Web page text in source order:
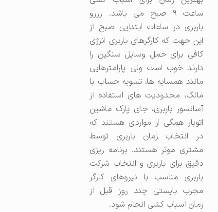
ساعت ۹ صبح می باشد. رزرو
باربری در ساعات ابتدایی صبح از
این جهت که کارگرهای باربری انرژی
کافی برای حمل وسایل سنگین را
دارند خوب است ولی پارامترهایی
مانند همسایه ها، تسویه حساب با
مالک، محدودیت های استفاده از
آسانسور باربری، جای پارک ماشین
اتوبار همگی از مواردی هستند که
در انتخاب زمان باربری توسط
مشتری موثر هستند. برنامه ریزی
دقیق برای باربری و انتخاب شرکت
باربری مناسب با نیروهای کارگر
مجرب بایستی چند روز قبل از
زمان اسباب کشی انجام شود.